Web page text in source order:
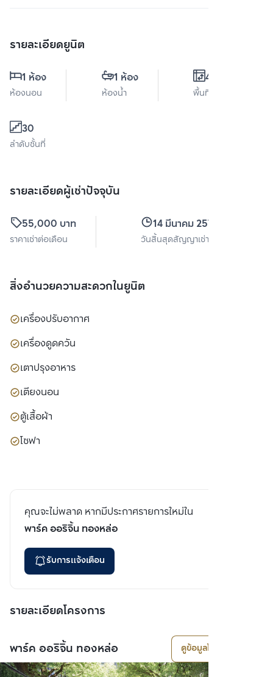
รายละเอียดยูนิต
1 ห้อง
ห้องนอน
1 ห้อง
ห้องน้ำ
44 ตร.ม.
พื้นที่ใช้สอย
30
ลำดับชั้นที่
รายละเอียดผู้เช่าปัจจุบัน
55,000 บาท
ราคาเช่าต่อเดือน
14 มีนาคม 2570
วันสิ้นสุดสัญญาเช่า
สิ่งอำนวยความสะดวกในยูนิต
เครื่องปรับอากาศ
เครื่องดูดควัน
เตาปรุงอาหาร
เตียงนอน
ตู้เสื้อผ้า
โซฟา
คุณจะไม่พลาด หากมีประกาศรายการใหม่ใน
พาร์ค ออริจิ้น ทองหล่อ
รับการแจ้งเตือน
รายละเอียดโครงการ
พาร์ค ออริจิ้น ทองหล่อ ดูข้อมูลโครงการ